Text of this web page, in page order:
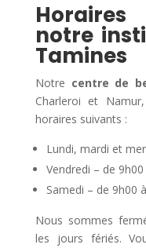
Horaires
notre
Tamines
Notre centre de
Charleroi et
horaires suivants :
Lundi, mardi et
Vendredi – de
Samedi – de 9h00
Nous sommes
les jours fériés.